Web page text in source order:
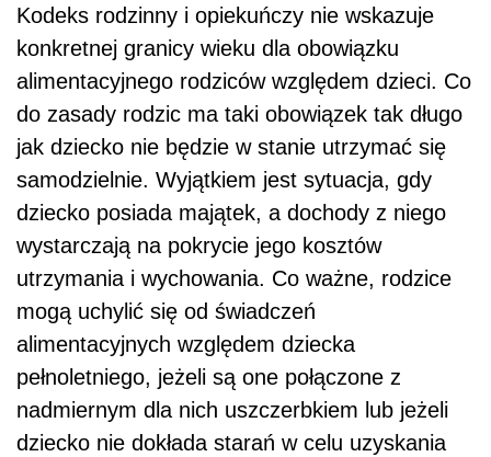
Kodeks rodzinny i opiekuńczy nie wskazuje
konkretnej granicy wieku dla obowiązku
alimentacyjnego rodziców względem dzieci. Co
do zasady rodzic ma taki obowiązek tak długo
jak dziecko nie będzie w stanie utrzymać się
samodzielnie. Wyjątkiem jest sytuacja, gdy
dziecko posiada majątek, a dochody z niego
wystarczają na pokrycie jego kosztów
utrzymania i wychowania. Co ważne, rodzice
mogą uchylić się od świadczeń
alimentacyjnych względem dziecka
pełnoletniego, jeżeli są one połączone z
nadmiernym dla nich uszczerbkiem lub jeżeli
dziecko nie dokłada starań w celu uzyskania